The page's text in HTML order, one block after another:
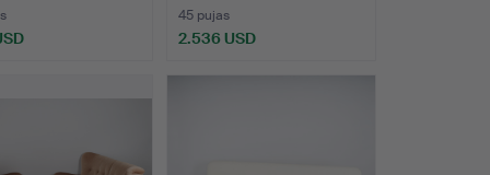
45 pujas
2.536 USD